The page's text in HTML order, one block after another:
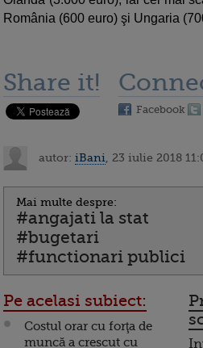
România (600 euro) şi Ungaria
Share it!
Facebook
autor: iBani , 23 iulie 2018
Mai multe despre:
#angajati la stat
#bugetari
#functionari publici
Pe acelasi subiect:
Costul orar cu forţa de
muncă a crescut cu